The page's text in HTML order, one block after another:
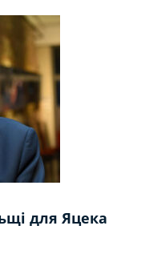
для Яцека